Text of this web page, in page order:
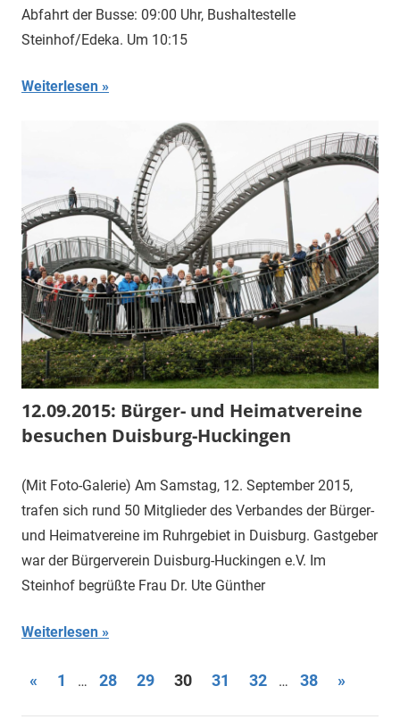
Abfahrt der Busse: 09:00 Uhr, Bushaltestelle
Steinhof/Edeka. Um 10:15
Weiterlesen
12.09.2015: Bürger- und Heimatvereine
besuchen Duisburg-Huckingen
(Mit Foto-Galerie) Am Samstag, 12. September 2015,
trafen sich rund 50 Mitglieder des Verbandes der Bürger-
und Heimatvereine im Ruhrgebiet in Duisburg. Gastgeber
war der Bürgerverein Duisburg-Huckingen e.V. Im
Steinhof begrüßte Frau Dr. Ute Günther
Weiterlesen
Seitennummerierung
der
« Vorherige
1 … 28 29 30 31 32 … 38
Nächste
»